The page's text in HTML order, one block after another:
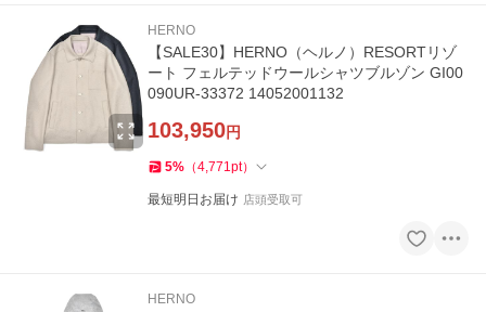
HERNO
【SALE30】HERNO（ヘルノ）RESORTリゾ
ート フェルテッドウールシャツブルゾン GI00
090UR-33372 14052001132
103,950円
5% （4,771pt）
最短明日お届け 店頭受取可
HERNO